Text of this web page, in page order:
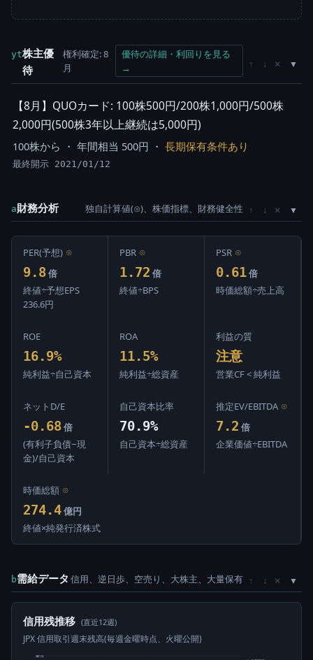
yt株主優
待
権利確定: 8
月
優待の詳細・利回りを見る
→
↑ ↓ ×
【8月】QUOカード: 100株500円/200株1,000円/500株
2,000円(500株3年以上継続は5,000円)
100株から ・ 年間相当 500円 ・ 長期保有条件あり
最終開示 2021/01/12
a財務分析 独自計算値(⊙)、株価指標、財務健全性 ↑ ↓ ×
PER(予想) ⊙
9.8 倍
終値÷予想EPS
236.6円
PBR ⊙
1.72 倍
終値÷BPS
PSR ⊙
0.61 倍
時価総額÷売上高
ROE
16.9%
純利益÷自己資本
ROA
11.5%
純利益÷総資産
利益の質
注意
営業CF < 純利益
ネットD/E
-0.68 倍
(有利子負債−現
金)/自己資本
自己資本比率
70.9%
自己資本÷総資産
推定EV/EBITDA ⊙
7.2 倍
企業価値÷EBITDA
時価総額 ⊙
274.4 億円
終値×純発行済株式
b需給データ 信用、逆日歩、空売り、大株主、大量保有 ↑ ↓ ×
信用残推移 (直近12週)
JPX 信用取引週末残高(毎週金曜時点、火曜公開)
15万株